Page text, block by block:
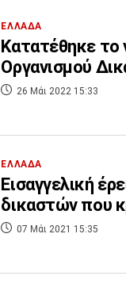
ΕΛΛΑΔΑ
Κατατέθηκε το
Οργανισμού
26 Μάι 2022 15:33
ΕΛΛΑΔΑ
Εισαγγελική
δικαστών που
07 Μάι 2021 15:35